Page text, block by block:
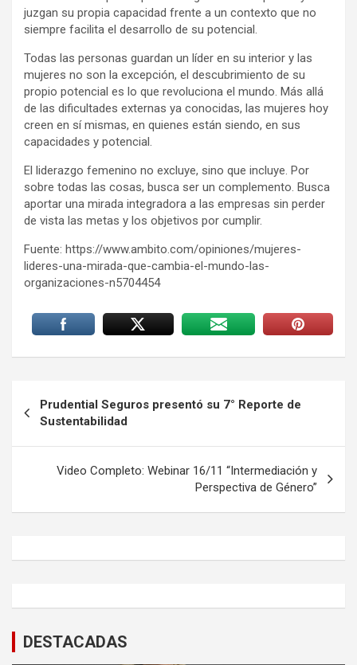
juzgan su propia capacidad frente a un contexto que no
siempre facilita el desarrollo de su potencial.
Todas las personas guardan un líder en su interior y las
mujeres no son la excepción, el descubrimiento de su
propio potencial es lo que revoluciona el mundo. Más allá
de las dificultades externas ya conocidas, las mujeres hoy
creen en sí mismas, en quienes están siendo, en sus
capacidades y potencial.
El liderazgo femenino no excluye, sino que incluye. Por
sobre todas las cosas, busca ser un complemento. Busca
aportar una mirada integradora a las empresas sin perder
de vista las metas y los objetivos por cumplir.
Fuente: https://www.ambito.com/opiniones/mujeres-
lideres-una-mirada-que-cambia-el-mundo-las-
organizaciones-n5704454
de
entradas
Prudential Seguros presentó su 7° Reporte de
Sustentabilidad
Video Completo: Webinar 16/11 “Intermediación y
Perspectiva de Género”
DESTACADAS